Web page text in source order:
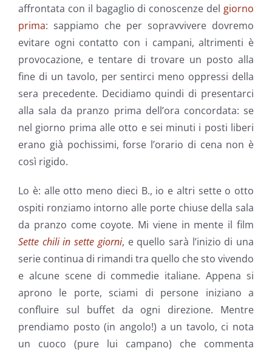
affrontata con il bagaglio di conoscenze del giorno
prima: sappiamo che per sopravvivere dovremo
evitare ogni contatto con i campani, altrimenti è
provocazione, e tentare di trovare un posto alla
fine di un tavolo, per sentirci meno oppressi della
sera precedente. Decidiamo quindi di presentarci
alla sala da pranzo prima dell’ora concordata: se
nel giorno prima alle otto e sei minuti i posti liberi
erano già pochissimi, forse l’orario di cena non è
così rigido.
Lo è: alle otto meno dieci B., io e altri sette o otto
ospiti ronziamo intorno alle porte chiuse della sala
da pranzo come coyote. Mi viene in mente il film
Sette chili in sette giorni, e quello sarà l’inizio di una
serie continua di rimandi tra quello che sto vivendo
e alcune scene di commedie italiane. Appena si
aprono le porte, sciami di persone iniziano a
confluire sul buffet da ogni direzione. Mentre
prendiamo posto (in angolo!) a un tavolo, ci nota
un cuoco (pure lui campano) che commenta